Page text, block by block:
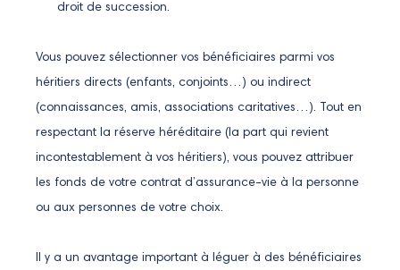
droit de succession.
Vous pouvez sélectionner vos bénéficiaires parmi vos
héritiers directs (enfants, conjoints…) ou indirect
(connaissances, amis, associations caritatives…). Tout en
respectant la réserve héréditaire (la part qui revient
incontestablement à vos héritiers), vous pouvez attribuer
les fonds de votre contrat d’assurance-vie à la personne
ou aux personnes de votre choix.
Il y a un avantage important à léguer à des bénéficiaires